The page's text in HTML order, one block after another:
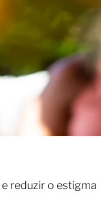
e reduzir o estigma